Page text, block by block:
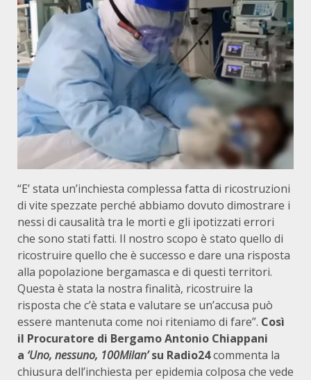
“E’ stata un’inchiesta complessa fatta di ricostruzioni
di vite spezzate perché abbiamo dovuto dimostrare i
nessi di causalità tra le morti e gli ipotizzati errori
che sono stati fatti. Il nostro scopo è stato quello di
ricostruire quello che è successo e dare una risposta
alla popolazione bergamasca e di questi territori.
Questa è stata la nostra finalità, ricostruire la
risposta che c’è stata e valutare se un’accusa può
essere mantenuta come noi riteniamo di fare”. Così
il Procuratore di Bergamo Antonio Chiappani
a ‘Uno, nessuno, 100Milan’su Radio24commenta la
chiusura dell’inchiesta per epidemia colposa che vede